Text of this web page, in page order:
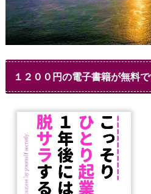
１２００円の電子書籍が無料で